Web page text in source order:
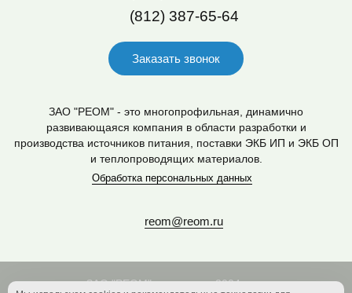
(812) 387-65-64
Заказать звонок
ЗАО "РЕОМ" - это многопрофильная, динамично
развивающаяся компания в области разработки и
производства источников питания, поставки ЭКБ ИП и ЭКБ ОП
и теплопроводящих материалов.
Обработка персональных данных
reom@reom.ru
ЗАО "РЕОМ" основано в 2004 году